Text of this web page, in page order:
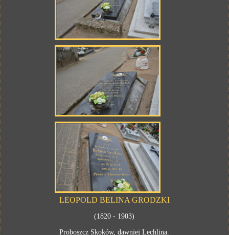
LEOPOLD BELINA GRODZKI
(1820 - 1903)
Proboszcz Skoków, dawniej Lechlina.